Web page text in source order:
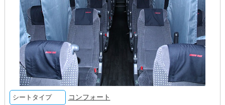
シートタイプ コンフォート